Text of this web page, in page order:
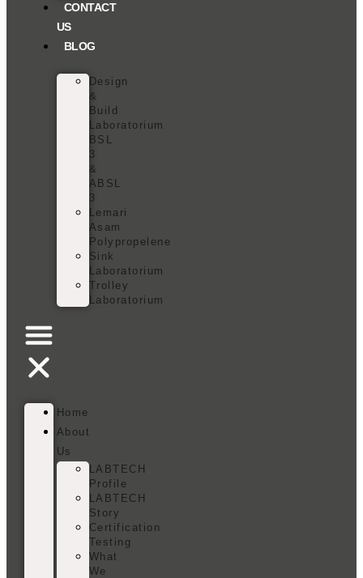
CONTACT
US
BLOG
Design
&
Build
Laboratorium
BSL
3
&
ABSL
3
Lemari
Asam
Polypropelene
Sink
Laboratorium
Trolley
Laboratorium
Home
About
Us
LABTECH
Profile
LABTECH
Story
Certification
Testing
What
We